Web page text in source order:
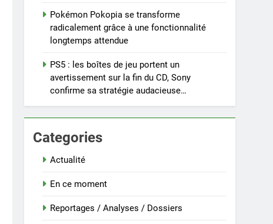
Pokémon Pokopia se transforme
radicalement grâce à une fonctionnalité
longtemps attendue
PS5 : les boîtes de jeu portent un
avertissement sur la fin du CD, Sony
confirme sa stratégie audacieuse…
Categories
Actualité
En ce moment
Reportages / Analyses / Dossiers